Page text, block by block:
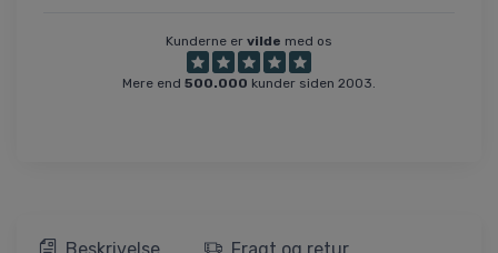
Kunderne er vilde med os
Mere end 500.000 kunder siden 2003.